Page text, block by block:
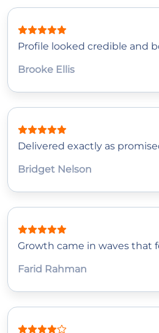
Profile looked credible and
Brooke Ellis
Delivered exactly as
Bridget Nelson
Growth came in waves that
Farid Rahman